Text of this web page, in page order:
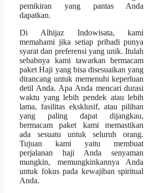
pemikiran yang pantas Anda
dapatkan.
Di Alhijaz Indowisata, kami
memahami jika setiap pribadi punya
syarat dan preferensi yang unik. Itulah
sebabnya kami tawarkan bermacam
paket Haji yang bisa disesuaikan yang
dirancang untuk memenuhi keperluan
detil Anda. Apa Anda mencari durasi
waktu yang lebih pendek atau lebih
lama, fasilitas eksklusif, atau pilihan
yang paling dapat dijangkau,
bermacam paket kami memastikan
ada sesuatu untuk seluruh orang.
Tujuan kami yaitu membuat
perjalanan haji Anda senyaman
mungkin, memungkinkannya Anda
untuk fokus pada kewajiban spiritual
Anda.